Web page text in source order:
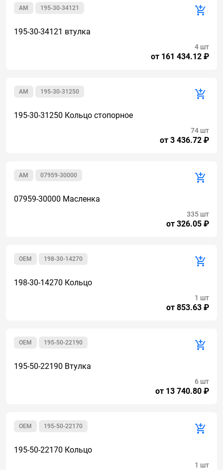
195-30-34121
AM
195-30-34121 втулка
от 161 434.12 ₽
4 шт
195-30-31250
AM
195-30-31250 Кольцо стопорное
от 3 436.72 ₽
74 шт
07959-30000
AM
07959-30000 Масленка
от 326.05 ₽
335 шт
198-30-14270
OEM
198-30-14270 Кольцо
от 853.63 ₽
1 шт
195-50-22190
OEM
195-50-22190 Втулка
от 13 740.80 ₽
6 шт
195-50-22170
OEM
195-50-22170 Кольцо
1 шт